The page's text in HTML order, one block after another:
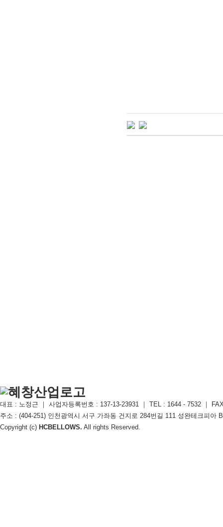
대표 : 노정근 ｜ 사업자등록번호 : 137-13-23931 ｜ TEL : 1644 - 7532 ｜
주소 : (404-251) 인천광역시 서구 가좌동 건지로 284번길 111 성완테크피아
Copyright (c) HCBELLOWS. All rights Reserved.